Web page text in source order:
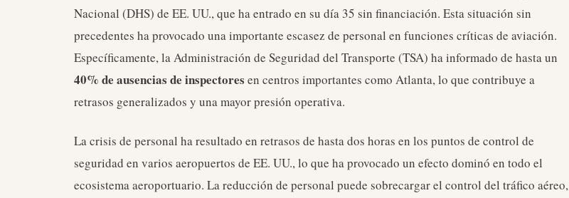
Nacional (DHS) de EE. UU., que ha entrado en su día 35 sin financiación. Esta situación sin
precedentes ha provocado una importante escasez de personal en funciones críticas de aviación.
Específicamente, la Administración de Seguridad del Transporte (TSA) ha informado de hasta un
40% de ausencias de inspectores en centros importantes como Atlanta, lo que contribuye a
retrasos generalizados y una mayor presión operativa.
La crisis de personal ha resultado en retrasos de hasta dos horas en los puntos de control de
seguridad en varios aeropuertos de EE. UU., lo que ha provocado un efecto dominó en todo el
ecosistema aeroportuario. La reducción de personal puede sobrecargar el control del tráfico aéreo,